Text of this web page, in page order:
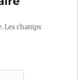
Les champs